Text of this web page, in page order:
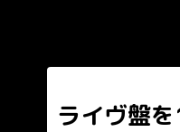
ライヴ盤